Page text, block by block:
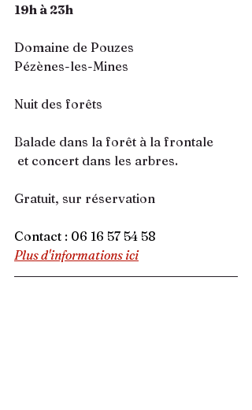
19h à 23h
Domaine de Pouzes
Pézènes-les-Mines
Nuit des forêts
Balade dans la forêt à la frontale
et concert dans les arbres.
Gratuit, sur réservation
Contact : 06 16 57 54 58
Plus d'informations ici